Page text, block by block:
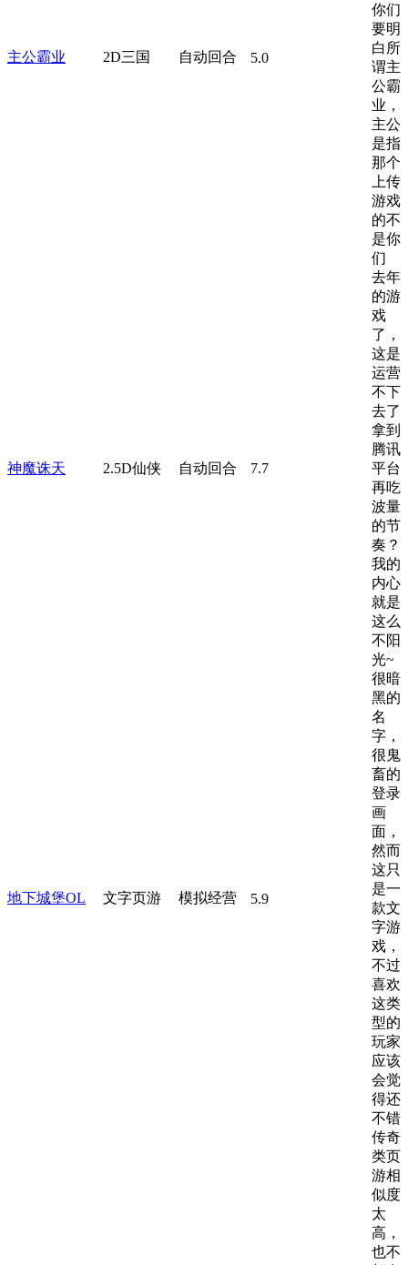
主公霸业 2D三国 自动回合 5.0
你们
要明
白所
谓主
公霸
业，
主公
是指
那个
上传
游戏
的不
是你
们
神魔诛天 2.5D仙侠 自动回合 7.7
去年
的游
戏
了，
这是
运营
不下
去了
拿到
腾讯
平台
再吃
波量
的节
奏？
我的
内心
就是
这么
不阳
光~
地下城堡OL 文字页游 模拟经营 5.9
很暗
黑的
名
字，
很鬼
畜的
登录
画
面，
然而
这只
是一
款文
字游
戏，
不过
喜欢
这类
型的
玩家
应该
会觉
得还
不错
传奇
类页
游相
似度
太
高，
也不